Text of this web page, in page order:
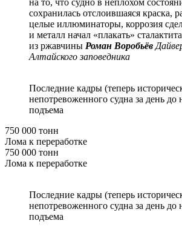
на то, что судно в неплохом
сохранилась отслоившаяся краска,
целые иллюминаторы, коррозия
и металл начал «плакать»
из ржавчины Роман Воробьёв
Алтайского заповедника
Последние кадры (теперь
непотревоженного судна за день до
подъема
750 000 тонн
Лома к переработке
750 000 тонн
Лома к переработке
Последние кадры (теперь
непотревоженного судна за день до
подъема